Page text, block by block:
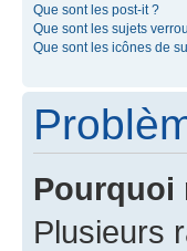
Que sont les post-it ?
Que sont les sujets
Que sont les icônes de
Pourquoi
Plusieurs